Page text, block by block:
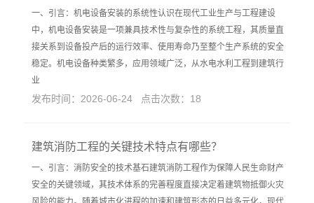
一、引言：机电设备安装的系统性认识在现代工业生产与工程建设
中，机电设备安装是一项兼具技术性与复杂性的系统工程，其质量直
接关系到设备投产后的运行效率、使用寿命乃至整个生产系统的安全
稳定。机电设备种类繁多，应用领域广泛，从水电水利工程到建筑行
业
发布时间：2026-06-24 点击次数：18
建筑消防工程的关键技术特点有哪些？
一、引言：消防安全的技术基石建筑消防工程作为保障人民生命财产
安全的关键领域，其技术体系的完善程度直接决定着建筑物抵御火灾